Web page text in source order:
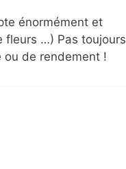
énormément et
fleurs …) Pas toujours
de rendement !